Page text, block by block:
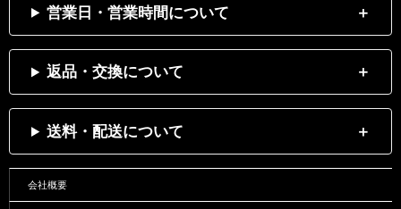
営業日・営業時間について
返品・交換について
送料・配送について
会社概要